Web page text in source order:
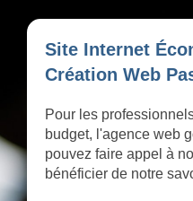
Site Internet
Création Web
Pour les
budget, l'agence web
pouvez faire appel à
bénéficier de notre